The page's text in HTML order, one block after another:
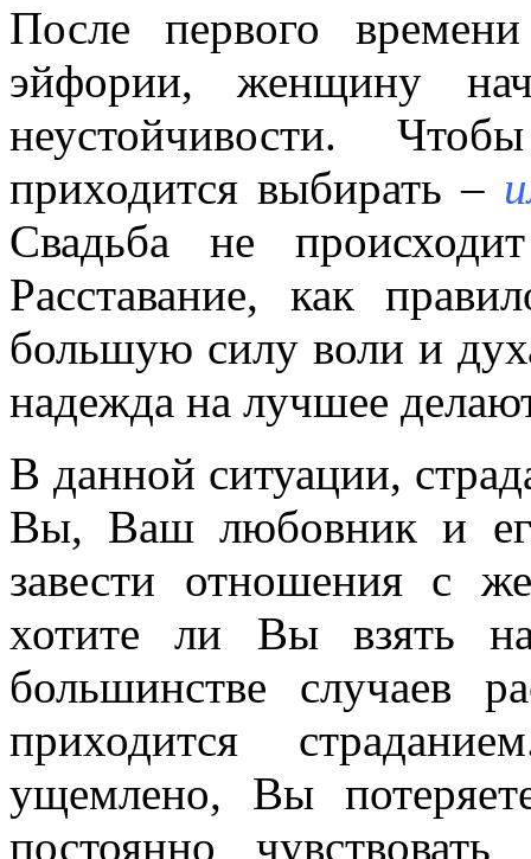
После первого
эйфории, женщину
неустойчивости.
приходится выбирать –
Свадьба не
Расставание, как
большую силу воли и
надежда на лучшее
В данной ситуации,
Вы, Ваш любовник и
завести отношения с
хотите ли Вы взять
большинстве случаев
приходится
ущемлено, Вы
постоянно